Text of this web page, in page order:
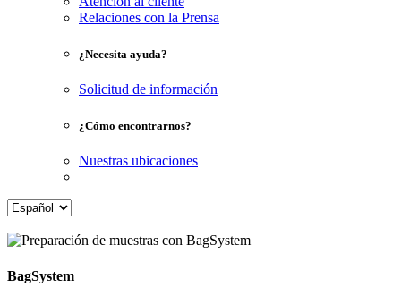
Relaciones con la Prensa
¿Necesita ayuda?
Solicitud de información
¿Cómo encontrarnos?
Nuestras ubicaciones
BagSystem